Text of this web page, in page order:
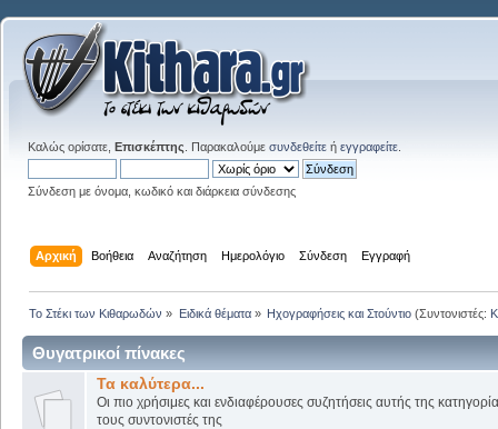
Καλώς ορίσατε, Επισκέπτης . Παρακαλούμε συνδεθείτε ή εγγραφείτε
Σύνδεση με όνομα, κωδικό και διάρκεια σύνδεσης
Αρχική Βοήθεια Αναζήτηση Ημερολόγιο Σύνδεση Εγγραφή
Το Στέκι των Κιθαρωδών » Ειδικά θέματα» Ηχογραφήσεις και Στούντιο(Συντονιστές:
Θυγατρικοί πίνακες
Τα καλύτερα...
Οι πιο χρήσιμες και ενδιαφέρουσες συζητήσεις αυτής της
τους συντονιστές της